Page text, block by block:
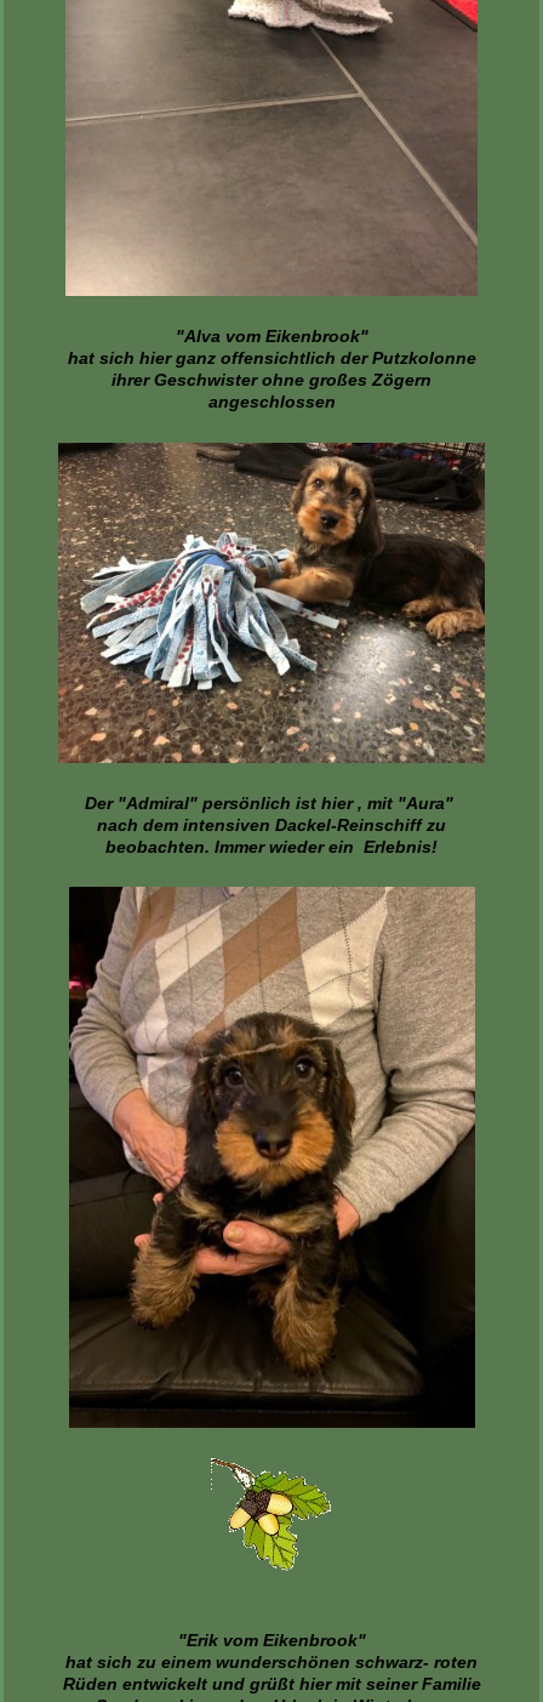
"Alva vom Eikenbrook"
hat sich hier ganz offensichtlich der Putzkolonne
ihrer Geschwister ohne großes Zögern
angeschlossen
Der "Admiral" persönlich ist hier , mit "Aura"
nach dem intensiven Dackel-Reinschiff zu
beobachten. Immer wieder ein Erlebnis!
"Erik vom Eikenbrook"
hat sich zu einem wunderschönen schwarz- roten
Rüden entwickelt und grüßt hier mit seiner Familie